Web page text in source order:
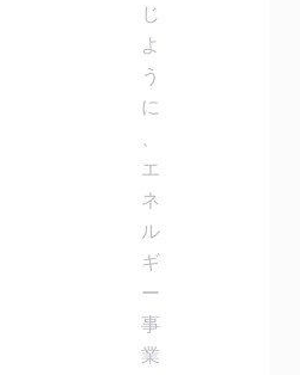
じ
よ
う
に
エ
ネ
ル
ギ
ー
事
業